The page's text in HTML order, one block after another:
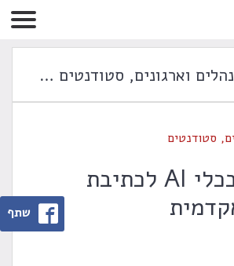
וארגונים, סטודנטים
, סטודנטים
שימוש בכלי AI לכתיבת
שתף